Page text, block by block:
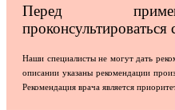
Перед
проконсультироваться
Наши специалисты не могут дать
описании указаны рекомендации
Рекомендация врача является